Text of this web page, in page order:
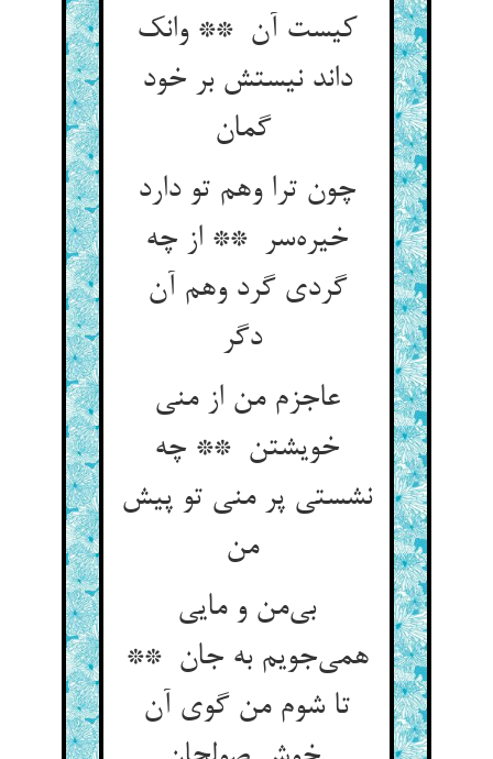
کیست آن ** وانک
داند نیستش بر خود
گمان
چون ترا وهم تو دارد
خیره‌سر ** از چه
گردی گرد وهم آن
دگر
عاجزم من از منی
خویشتن ** چه
نشستی پر منی تو پیش
من
بی‌من و مایی
همی‌جویم به جان **
تا شوم من گوی آن